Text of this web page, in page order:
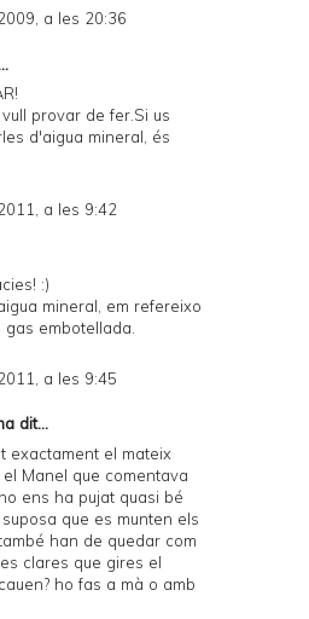
a les 20:36
provar de fer.Si us
d'aigua mineral, és
a les 9:42
:)
mineral, em refereixo
embotellada.
a les 9:45
dit...
exactament el mateix
Manel que comentava
ens ha pujat quasi bé
que es munten els
han de quedar com
clares que gires el
ho fas a mà o amb